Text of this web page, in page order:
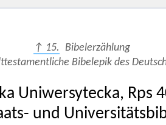
↑ 15.
Bibelerzählung
Bibelepik des
Uniwersytecka, Rps
und